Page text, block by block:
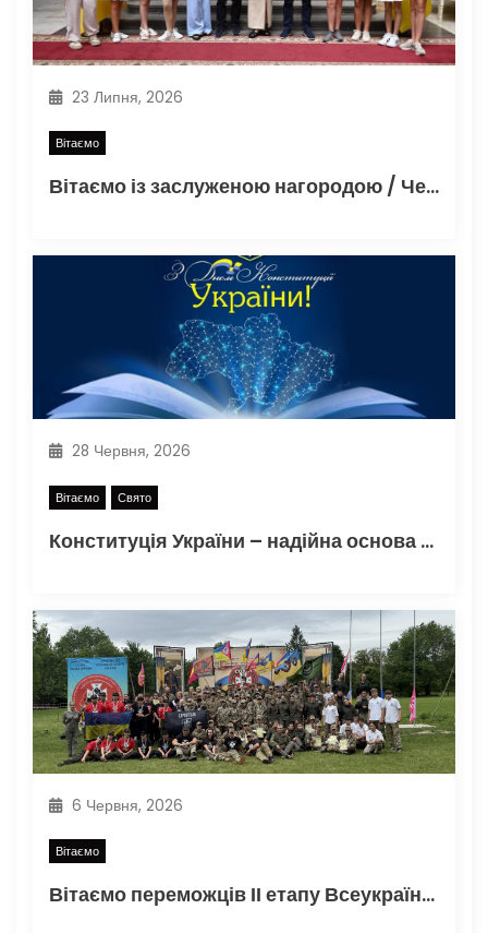
в
23 Липня, 2026
Вітаємо
Вітаємо із заслуженою нагородою / Черліденг
28 Червня, 2026
Вітаємо Свято
Конституція України – надійна основа незалежності, єдності та процвітання
6 Червня, 2026
Вітаємо
Вітаємо переможців ІІ етапу Всеукраїнської військово-патріотичної гри Сокіл «Джура»